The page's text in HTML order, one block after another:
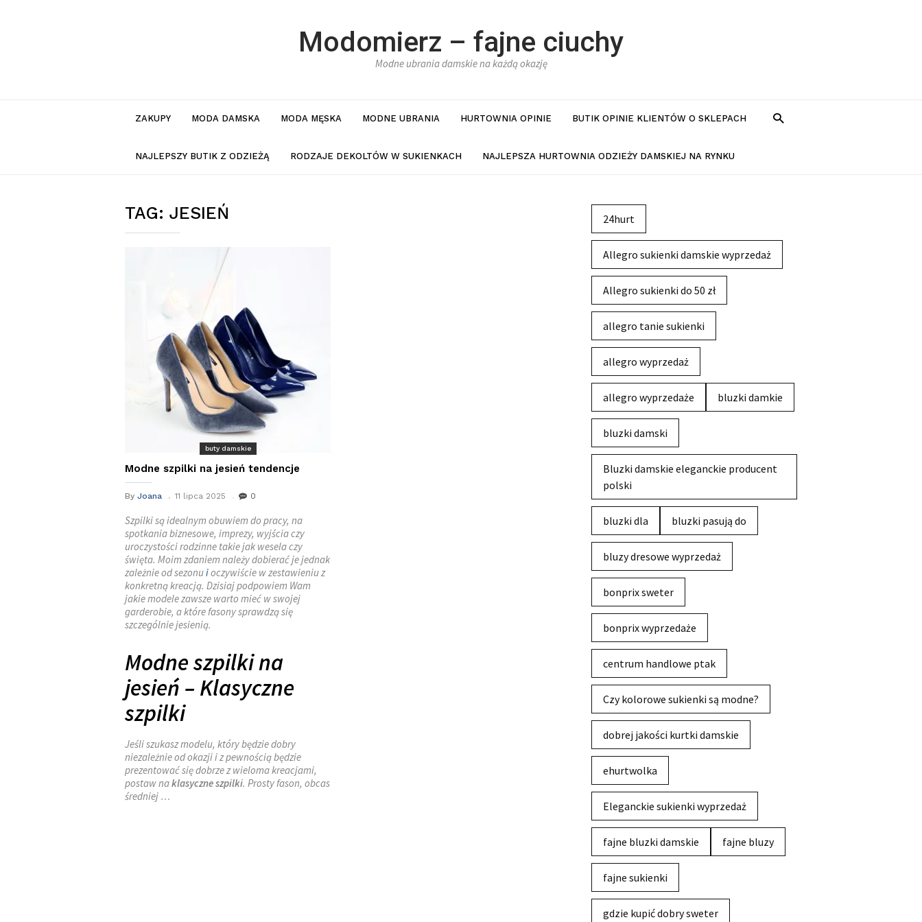
Modomierz – fajne ciuchy
Modne ubrania damskie na każdą okazję
ZAKUPY MODA DAMSKA MODA MĘSKA MODNE UBRANIA HURTOWNIA OPINIE BUTIK OPINIE KLIENTÓW O SKLEPACH
NAJLEPSZY BUTIK Z ODZIEŻĄ RODZAJE DEKOLTÓW W SUKIENKACH NAJLEPSZA HURTOWNIA ODZIEŻY DAMSKIEJ NA RYNKU
TAG: JESIEŃ
buty damskie
Modne szpilki na jesień tendencje
By Joana 11 lipca 2025 0
Szpilki są idealnym obuwiem do pracy, na
spotkania biznesowe, imprezy, wyjścia czy
uroczystości rodzinne takie jak wesela czy
święta. Moim zdaniem należy dobierać je jednak
zależnie od sezonuioczywiście w zestawieniu z
konkretną kreacją. Dzisiaj podpowiem Wam
jakie modele zawsze warto mieć w swojej
garderobie, a które fasony sprawdzą się
szczególnie jesienią.
Modne szpilki na
jesień – Klasyczne
szpilki
Jeśli szukasz modelu, który będzie dobry
niezależnie od okazji i z pewnością będzie
prezentować się dobrze z wieloma kreacjami,
postaw naklasyczne szpilki. Prosty fason, obcas
średniej …
24hurt
Allegro sukienki damskie wyprzedaż
Allegro sukienki do 50 zł
allegro tanie sukienki
allegro wyprzedaż
allegro wyprzedaże bluzki damkie
bluzki damski
Bluzki damskie eleganckie producent
polski
bluzki dla bluzki pasują do
bluzy dresowe wyprzedaż
bonprix sweter
bonprix wyprzedaże
centrum handlowe ptak
Czy kolorowe sukienki są modne?
dobrej jakości kurtki damskie
ehurtwolka
Eleganckie sukienki wyprzedaż
fajne bluzki damskie fajne bluzy
fajne sukienki
gdzie kupić dobry sweter